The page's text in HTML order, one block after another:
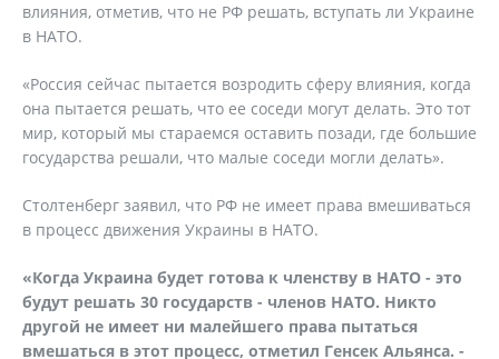
влияния, отметив, что не РФ решать, вступать ли Украине
в НАТО.
«Россия сейчас пытается возродить сферу влияния, когда
она пытается решать, что ее соседи могут делать. Это тот
мир, который мы стараемся оставить позади, где большие
государства решали, что малые соседи могли делать».
Столтенберг заявил, что РФ не имеет права вмешиваться
в процесс движения Украины в НАТО.
«Когда Украина будет готова к членству в НАТО - это
будут решать 30 государств - членов НАТО. Никто
другой не имеет ни малейшего права пытаться
вмешаться в этот процесс, отметил Генсек Альянса. -